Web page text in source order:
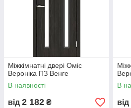
Міжкімнатні двері Оміс
Вероніка ПЗ Венге
В наявності
від 2 182 ₴
В
від